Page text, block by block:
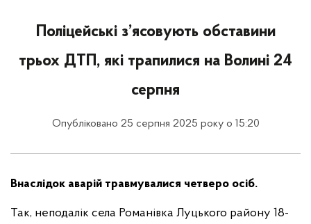
Поліцейські з’ясовують обставини
трьох ДТП, які трапилися на Волині 24
серпня
Опубліковано 25 серпня 2025 року о 15:20
Внаслідок аварій травмувалися четверо осіб.
Так, неподалік села Романівка Луцького району 18-